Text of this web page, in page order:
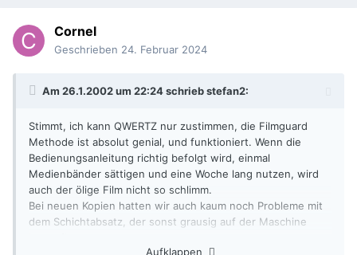
Cornel
Geschrieben 24. Februar 2024
Am 26.1.2002 um 22:24 schriebstefan2:
Stimmt, ich kann QWERTZ nur zustimmen, die Filmguard
Methode ist absolut genial, und funktioniert. Wenn die
Bedienungsanleitung richtig befolgt wird, einmal
Medienbänder sättigen und eine Woche lang nutzen, wird
auch der ölige Film nicht so schlimm.
Bei neuen Kopien hatten wir auch kaum noch Probleme mit
dem Schichtabsatz, der sonst grausig auf der Maschine
Aufklappen